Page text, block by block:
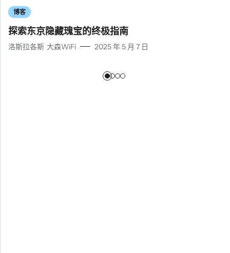
博客
探索东京隐藏瑰宝的终极指南
洛斯拉各斯 大森WiFi 2025 年 5 月 7 日